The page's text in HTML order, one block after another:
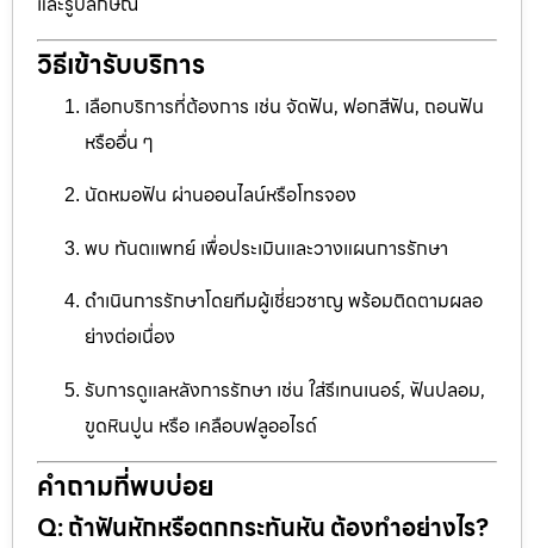
วิธีเข้ารับบริการ
เลือกบริการที่ต้องการ เช่น จัดฟัน, ฟอกสีฟัน, ถอนฟัน
หรืออื่น ๆ
นัดหมอฟัน ผ่านออนไลน์หรือโทรจอง
พบ ทันตแพทย์ เพื่อประเมินและวางแผนการรักษา
ดำเนินการรักษาโดยทีมผู้เชี่ยวชาญ พร้อมติดตามผลอ
ย่างต่อเนื่อง
รับการดูแลหลังการรักษา เช่น ใส่รีเทนเนอร์, ฟันปลอม,
ขูดหินปูน หรือ เคลือบฟลูออไรด์
คำถามที่พบบ่อย
Q: ถ้าฟันหักหรือตกกระทันหัน ต้องทำอย่างไร?